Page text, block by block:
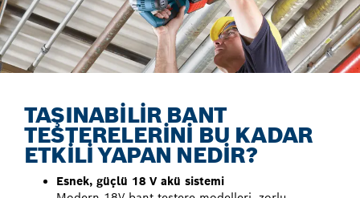
TAŞINABİLİR BANT
TESTERELERİNİ BU KADAR
ETKİLİ YAPAN NEDİR?
Esnek, güçlü 18 V akü sistemi